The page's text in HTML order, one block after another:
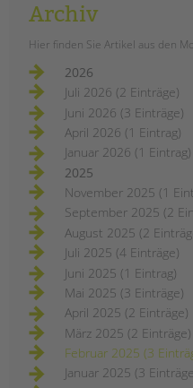
Archiv
Hier finden Sie Artikel aus den
2026
Juli 2026 (2 Einträge)
Juni 2026 (3 Einträge)
April 2026 (1 Eintrag)
Januar 2026 (1 Eintrag)
2025
November 2025 (1
September 2025 (2
August 2025 (2
Juli 2025 (4 Einträge)
Juni 2025 (1 Eintrag)
Mai 2025 (3 Einträge)
April 2025 (2 Einträge)
März 2025 (2 Einträge)
Februar 2025 (3
Januar 2025 (3